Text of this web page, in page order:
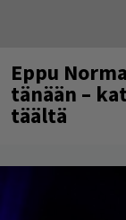
Eppu
tänään –
täältä